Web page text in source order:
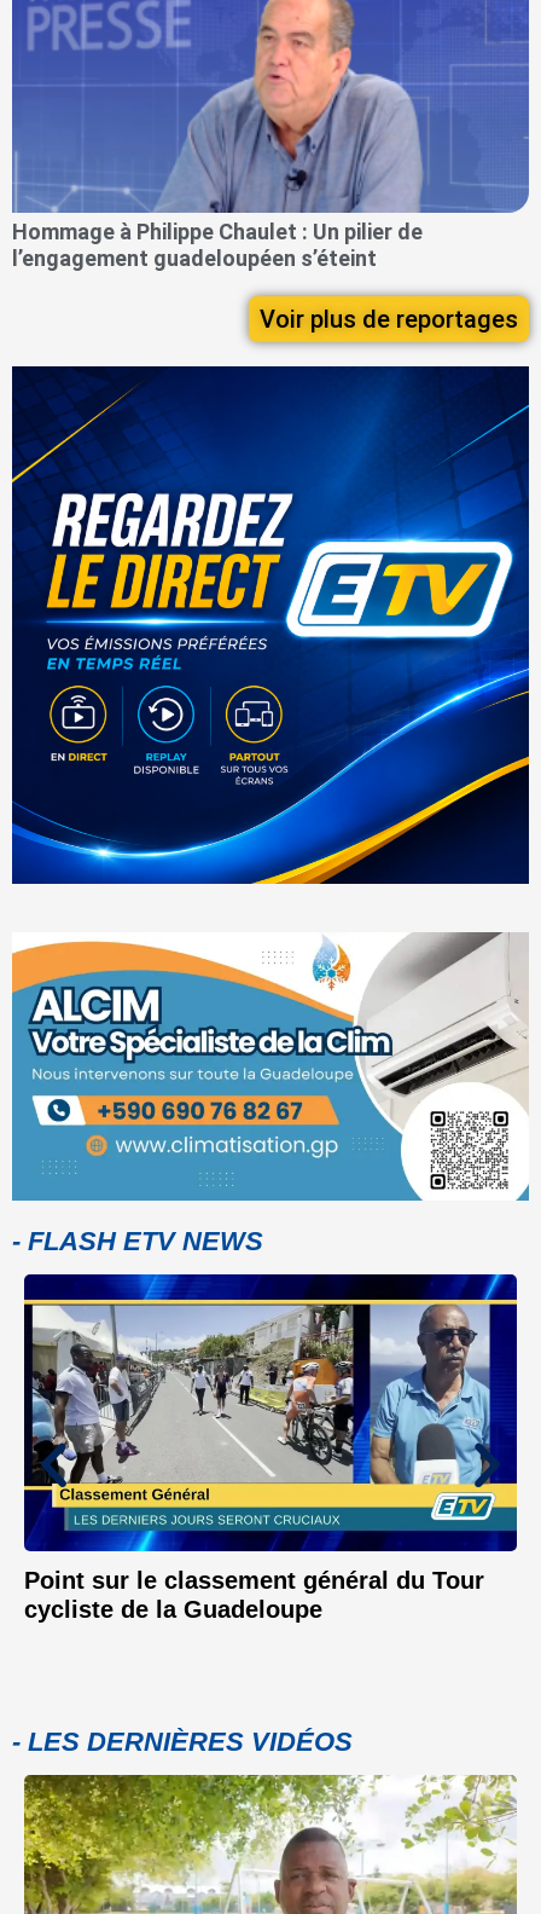
Hommage à Philippe Chaulet : Un pilier de
l’engagement guadeloupéen s’éteint
Voir plus de reportages
- FLASH ETV NEWS
Point sur le classement général du Tour
cycliste de la Guadeloupe
- LES DERNIÈRES VIDÉOS